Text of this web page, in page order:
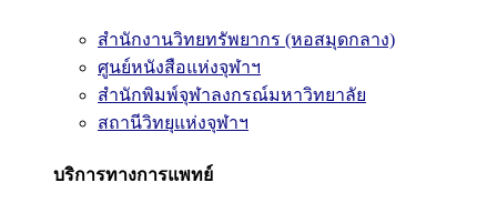
สำนักงานวิทยทรัพยากร (หอสมุดกลาง)
ศูนย์หนังสือแห่งจุฬาฯ
สำนักพิมพ์จุฬาลงกรณ์มหาวิทยาลัย
สถานีวิทยุแห่งจุฬาฯ
บริการทางการแพทย์